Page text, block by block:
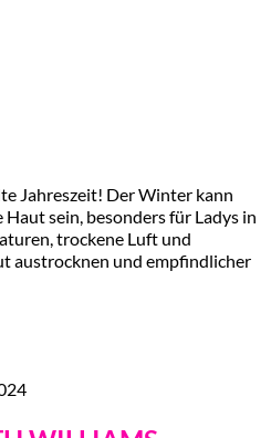
Jahreszeit! Der Winter kann
sein, besonders für Ladys in
trockene Luft und
austrocknen und empfindlicher